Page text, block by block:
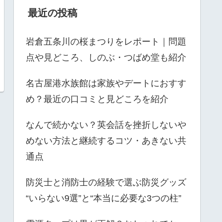
最近の投稿
岩倉五条川の桜まつりをレポート｜問題
点や見どころ、しのぶ・つばめ堂も紹介
名古屋港水族館は家族やデートにおすす
め？最近の口コミと見どころを紹介
なんで続かない？英会話を挫折しないや
めない方法と継続するコツ・あきない共
通点
防災士と消防士の経験で選ぶ防災グッズ
“いらない9選”と“本当に必要な3つの柱”